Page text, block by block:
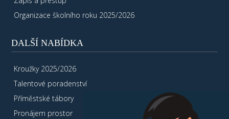
Organizace školního roku 2025/2026
DALŠÍ NABÍDKA
Kroužky 2025/2026
Talentové poradenství
Příměstské tábory
Pronájem prostor